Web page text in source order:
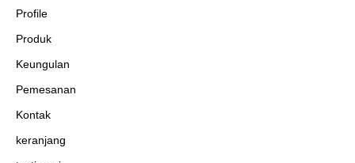
Profile
Produk
Keungulan
Pemesanan
Kontak
keranjang